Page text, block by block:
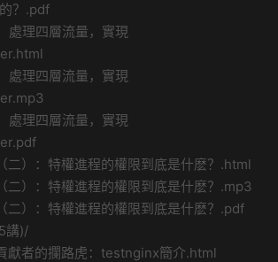
？.pdf
處理四層流量，實現
處理四層流量，實現
處理四層流量，實現
二）：特權進程的權限到底是什麽？.html
二）：特權進程的權限到底是什麽？.mp3
二）：特權進程的權限到底是什麽？.pdf
講)/
獻者的攔路虎：testnginx簡介.html